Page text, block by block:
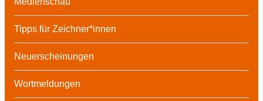
Tipps für Zeichner*innen
Neuerscheinungen
Wortmeldungen